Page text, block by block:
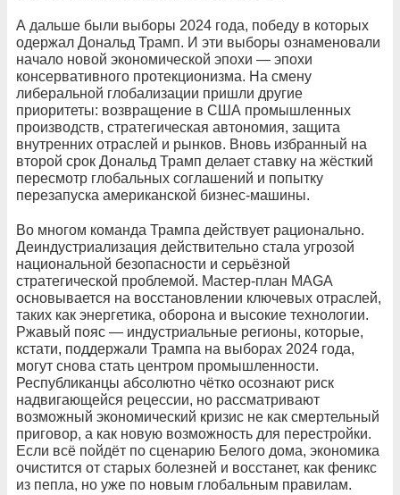
А дальше были выборы 2024 года, победу в которых
одержал Дональд Трамп. И эти выборы ознаменовали
начало новой экономической эпохи — эпохи
консервативного протекционизма. На смену
либеральной глобализации пришли другие
приоритеты: возвращение в США промышленных
производств, стратегическая автономия, защита
внутренних отраслей и рынков. Вновь избранный на
второй срок Дональд Трамп делает ставку на жёсткий
пересмотр глобальных соглашений и попытку
перезапуска американской бизнес-машины.
Во многом команда Трампа действует рационально.
Деиндустриализация действительно стала угрозой
национальной безопасности и серьёзной
стратегической проблемой. Мастер-план MAGA
основывается на восстановлении ключевых отраслей,
таких как энергетика, оборона и высокие технологии.
Ржавый пояс — индустриальные регионы, которые,
кстати, поддержали Трампа на выборах 2024 года,
могут снова стать центром промышленности.
Республиканцы абсолютно чётко осознают риск
надвигающейся рецессии, но рассматривают
возможный экономический кризис не как смертельный
приговор, а как новую возможность для перестройки.
Если всё пойдёт по сценарию Белого дома, экономика
очистится от старых болезней и восстанет, как феникс
из пепла, но уже по новым глобальным правилам.